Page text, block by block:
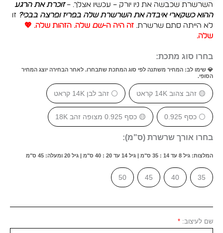
השרשרת שכבשה את ניו יורק – עכשיו אצלך. –זוכרת את הרגע
ההוא כשקארי איבדה את השרשרת שלה בפריז ופרצה בבכי? זו
לא הייתה סתם שרשרת. זה היה ה-שם שלה. הזהות שלה. 💖
שלה.
בחרו סוג מתכת:
💎 שימו לב: המחיר משתנה לפי סוג המתכת שתבחרו. לאחר הבחירה יוצג המחיר
הסופי.
🟡 זהב צהוב 14K קראט ⚪ זהב לבן 14K קראט
⚪ כסף 0.925 🟡 כסף 0.925 מצופה זהב 18K
בחרו אורך שרשרת (ס"מ):
המלצות: גיל 8 עד 14 : 35 ס"מ | גיל 14 עד 20 : 40 ס"מ | גיל 20 ומעלה: 45 ס"מ
35
40
45
50
שם לעיצוב: *